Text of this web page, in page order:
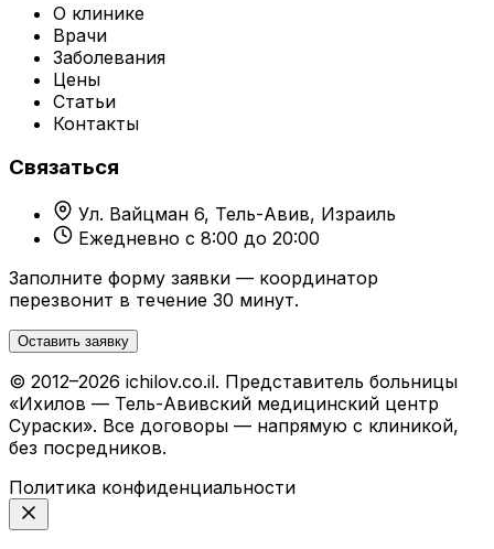
О клинике
Врачи
Заболевания
Цены
Статьи
Контакты
Связаться
Ул. Вайцман 6, Тель-Авив, Израиль
Ежедневно с 8:00 до 20:00
Заполните форму заявки — координатор
перезвонит в течение 30 минут.
Оставить заявку
© 2012–2026 ichilov.co.il. Представитель больницы
«Ихилов — Тель-Авивский медицинский центр
Сураски». Все договоры — напрямую с клиникой,
без посредников.
Политика конфиденциальности